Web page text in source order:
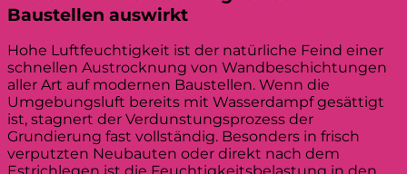
Baustellen auswirkt
Hohe Luftfeuchtigkeit ist der natürliche Feind einer
schnellen Austrocknung von Wandbeschichtungen
aller Art auf modernen Baustellen. Wenn die
Umgebungsluft bereits mit Wasserdampf gesättigt
ist, stagnert der Verdunstungsprozess der
Grundierung fast vollständig. Besonders in frisch
verputzten Neubauten oder direkt nach dem